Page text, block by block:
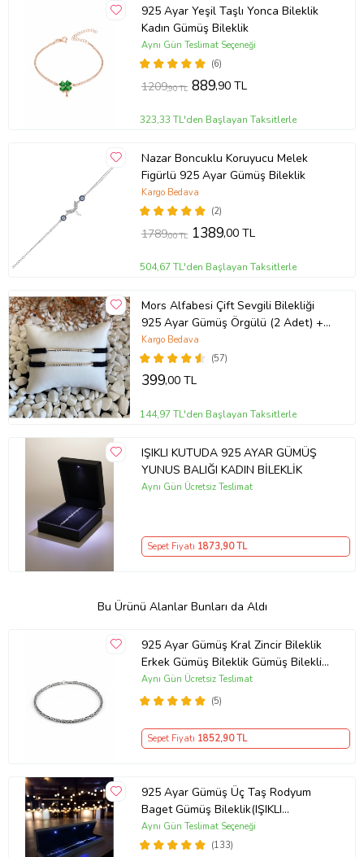
925 Ayar Yeşil Taşlı Yonca Bileklik
Kadın Gümüş Bileklik
(6)
Aynı Gün Teslimat Seçeneği
1209,90 TL 889,90 TL
323,33 TL'den Başlayan Taksitlerle
Nazar Boncuklu Koruyucu Melek
Figürlü 925 Ayar Gümüş Bileklik
(2)
Kargo Bedava
1789,00 TL 1389,00 TL
504,67 TL'den Başlayan Taksitlerle
Mors Alfabesi Çift Sevgili Bilekliği
925 Ayar Gümüş Örgülü (2 Adet) +
1 Adet Hediye Bileklik
(57)
Kargo Bedava
399,00 TL
144,97 TL'den Başlayan Taksitlerle
IŞIKLI KUTUDA 925 AYAR GÜMÜŞ
YUNUS BALIĞI KADIN BİLEKLİK
Aynı Gün Ücretsiz Teslimat
Sepet Fiyatı 1873,90 TL
Bu Ürünü Alanlar Bunları da Aldı
925 Ayar Gümüş Kral Zincir Bileklik
Erkek Gümüş Bileklik Gümüş Bileklik
(Çok Renkli)
(5)
Aynı Gün Ücretsiz Teslimat
Sepet Fiyatı 1852,90 TL
925 Ayar Gümüş Üç Taş Rodyum
Baget Gümüş Bileklik(IŞIKLI
KUTULU)
(133)
Aynı Gün Teslimat Seçeneği